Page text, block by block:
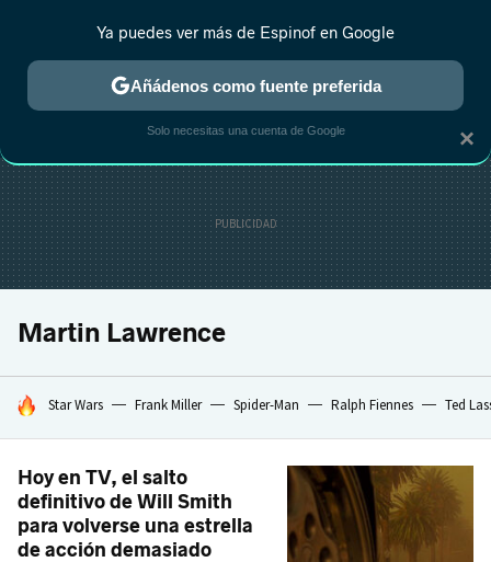
ESTRENOS REALITY ANIME RANKINGS CINE
Martin Lawrence
HOY SE HABLA DE
Star Wars Frank Miller Spider-Man Ralph Fiennes Ted
Hoy en TV, el salto
definitivo de Will Smith
para volverse una estrella
de acción demasiado
×
Ya puedes ver más de Espinof en Google
Añádenos como fuente preferida
Solo necesitas una cuenta de Google